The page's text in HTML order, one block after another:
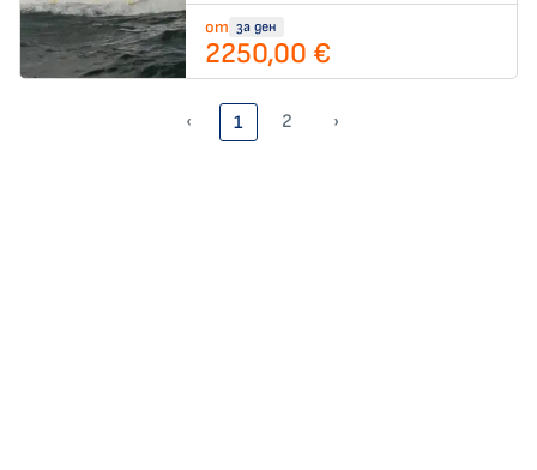
от за ден
2250,00 €
‹ 1 2 ›